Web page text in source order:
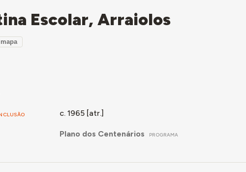
Escolar, Arraiolos
c. 1965 [atr.]
Plano dos Centenários PROGRAMA